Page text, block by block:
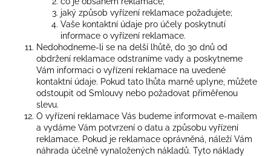
jaký způsob vyřízení reklamace požadujete;
Vaše kontaktní údaje pro účely poskytnutí
informace o vyřízení reklamace.
Nedohodneme-li se na delší lhůtě, do 30 dnů od
obdržení reklamace odstraníme vady a poskytneme
Vám informaci o vyřízení reklamace na uvedené
kontaktní údaje. Pokud tato lhůta marně uplyne, můžete
odstoupit od Smlouvy nebo požadovat přiměřenou
slevu.
O vyřízení reklamace Vás budeme informovat e-mailem
a vydáme Vám potvrzení o datu a způsobu vyřízení
reklamace. Pokud je reklamace oprávněná, náleží Vám
náhrada účelně vynaložených nákladů. Tyto náklady